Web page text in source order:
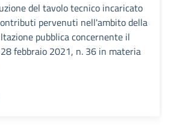
del tavolo tecnico incaricato
pervenuti nell'ambito della
pubblica concernente il
febbraio 2021, n. 36 in materia